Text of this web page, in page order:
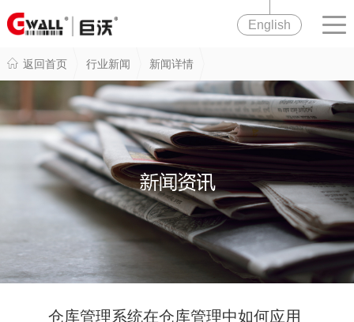
English
返回首页 行业新闻 新闻详情
仓库管理系统在仓库管理中如何应用